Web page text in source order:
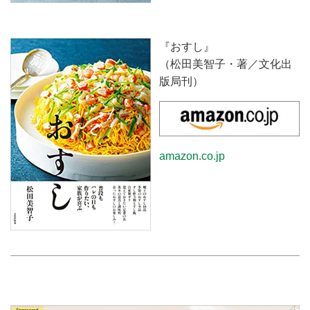
『おすし』
（松田美智子・著／文化出
版局刊）
amazon.co.jp